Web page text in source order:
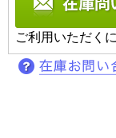
ご利用いただく